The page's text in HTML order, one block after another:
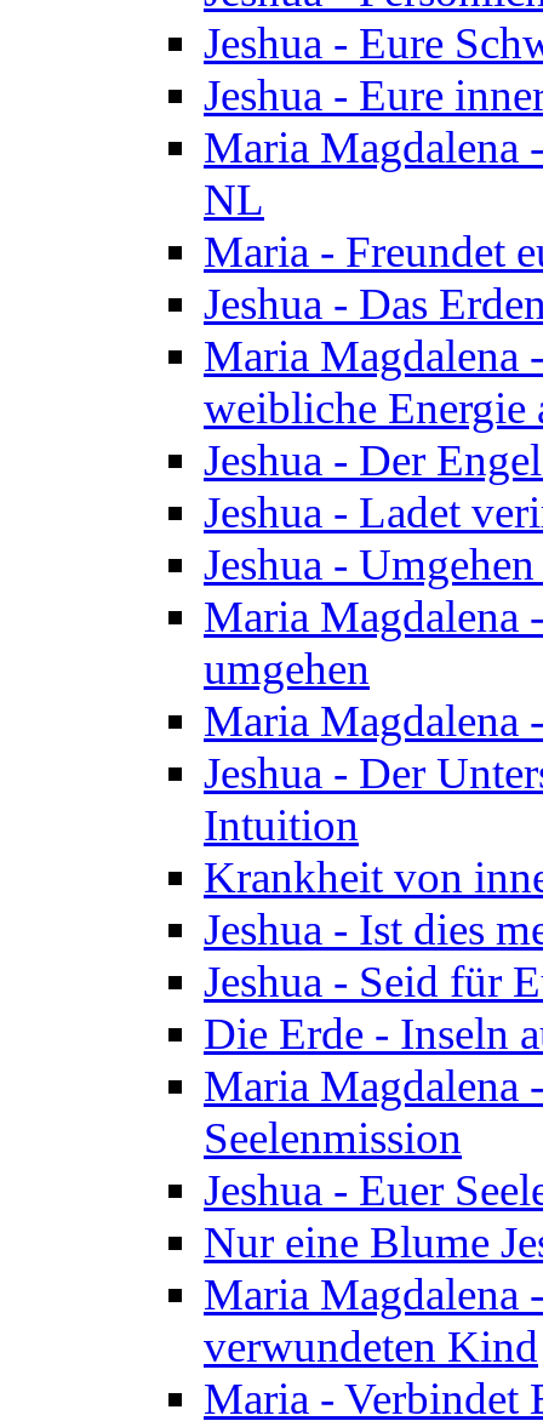
Jeshua - Eure
Jeshua - Eure
Maria Magdalena
NL
Maria - Freundet
Jeshua - Das
Maria Magdalena
weibliche Energie
Jeshua - Der
Jeshua - Ladet
Jeshua -
Maria Magdalena
umgehen
Maria Magdalena
Jeshua - Der
Intuition
Krankheit von
Jeshua - Ist dies
Jeshua - Seid für
Die Erde - Inseln
Maria Magdalena
Seelenmission
Jeshua - Euer
Nur eine Blume
Maria Magdalena
verwundeten Kind
Maria - Verbindet